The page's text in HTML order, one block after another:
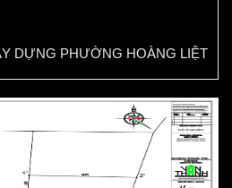
DỰNG PHƯỜNG HOÀNG LIỆT